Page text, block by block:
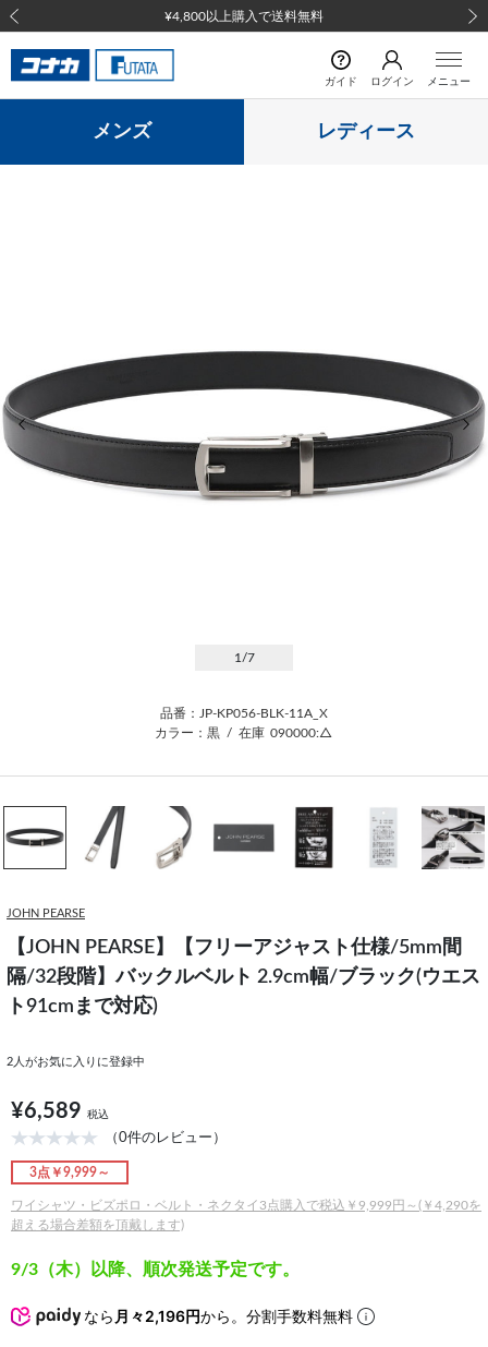
¥4,800以上購入で送料無料
前の画像
ガイド ログイン メニュー
メンズ レディース
前の画像 次
1 /7
品番：JP-KP056-BLK-11A_X
カラー：黒 / 在庫 090000:△
JOHN PEARSE
【JOHN PEARSE】【フリーアジャスト仕様/5mm間
隔/32段階】バックルベルト 2.9cm幅/ブラック(ウエス
ト91cmまで対応)
2 人がお気に入りに登録中
¥6,589 税込
（0件のレビュー）
3点￥9,999～
ワイシャツ・ビズポロ・ベルト・ネクタイ3点購入で税込￥9,999円～(￥4,290を
超える場合差額を頂戴します)
9/3（木）以降、順次発送予定です。
なら 月々2,196円から。分割手数料無料